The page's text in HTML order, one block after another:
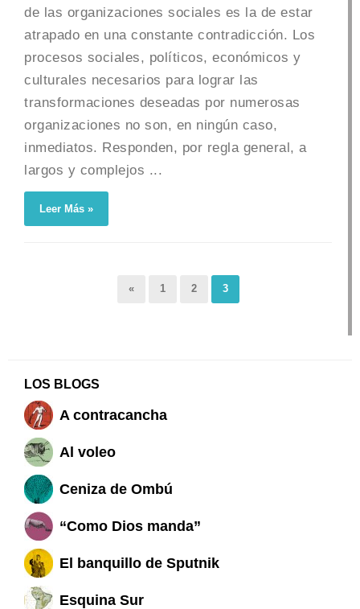
de las organizaciones sociales es la de estar
atrapado en una constante contradicción. Los
procesos sociales, políticos, económicos y
culturales necesarios para lograr las
transformaciones deseadas por numerosas
organizaciones no son, en ningún caso,
inmediatos. Responden, por regla general, a
largos y complejos ...
Leer Más »
« 1 2 3
LOS BLOGS
A contracancha
Al voleo
Ceniza de Ombú
“Como Dios manda”
El banquillo de Sputnik
Esquina Sur